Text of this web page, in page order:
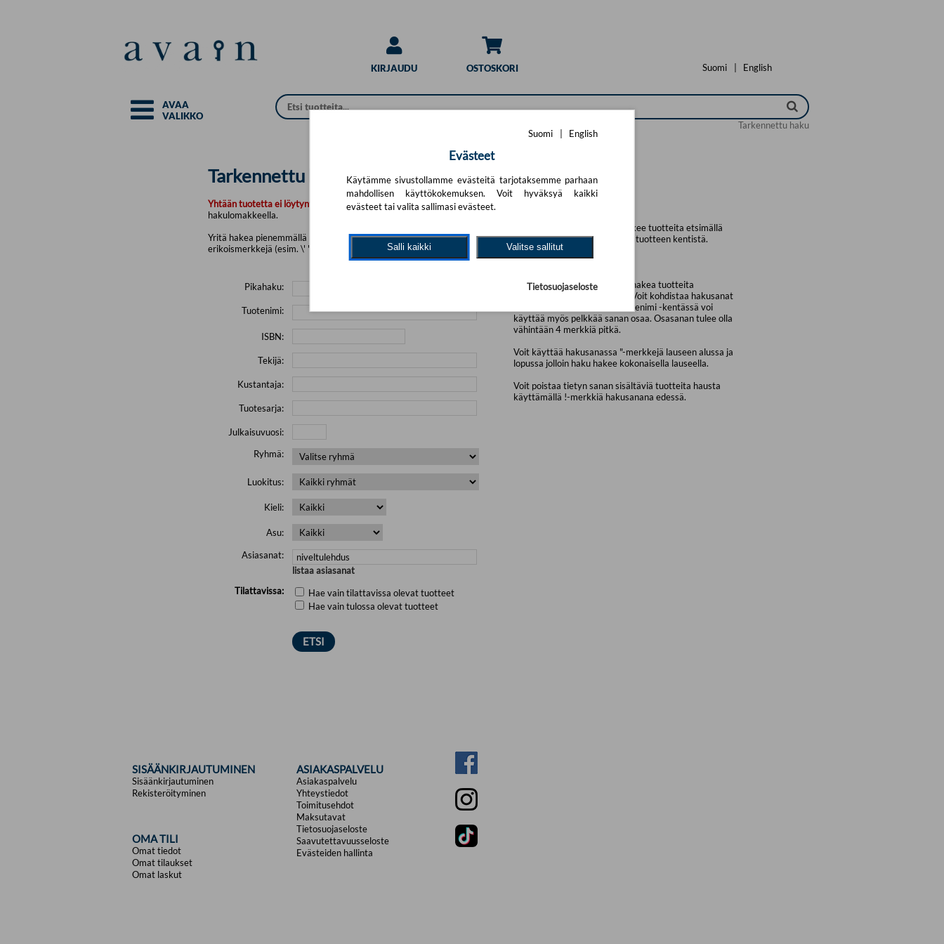
KIRJAUDU OSTOSKORI Suomi English
AVAA
VALIKKO
Tarkennettu haku
Tarkennettu haku
Yhtään tuotetta ei löytynyt.
Yritä uutta hakua alla olevalla
hakulomakkeella.
Yritä hakea pienemmällä määrällä hakutekijöitä ja jätä pois
erikoismerkkejä (esim. \' " # % & / ) sisältävät sanat.
Pikahaku:
Tuotenimi:
ISBN:
Tekijä:
Kustantaja:
Tuotesarja:
Julkaisuvuosi:
Ryhmä:
Luokitus:
Kieli:
Asu:
Asiasanat:
listaa asiasanat
Tilattavissa:
Hae vain tilattavissa olevat tuotteet
Hae vain tulossa olevat tuotteet
Hakuohjeet
Sivun yläosan hakulomake hakee tuotteita etsimällä
annettuja hakusanoja kaikista tuotteen kentistä.
Tarkennettu haku:
Tarkennetun haun avulla voit hakea tuotteita
tarkemmilla hakukriteereillä. Voit kohdistaa hakusanat
tietyille tuotteen kentille. Tuotenimi -kentässä voi
käyttää myös pelkkää sanan osaa. Osasanan tulee olla
vähintään 4 merkkiä pitkä.
Voit käyttää hakusanassa "-merkkejä lauseen alussa ja
lopussa jolloin haku hakee kokonaisella lauseella.
Voit poistaa tietyn sanan sisältäviä tuotteita hausta
käyttämällä !-merkkiä hakusanana edessä.
SISÄÄNKIRJAUTUMINEN
Sisäänkirjautuminen
Rekisteröityminen
OMA TILI
Omat tiedot
Omat tilaukset
Omat laskut
ASIAKASPALVELU
Asiakaspalvelu
Yhteystiedot
Toimitusehdot
Maksutavat
Tietosuojaseloste
Saavutettavuusseloste
Evästeiden hallinta
Suomi English
Evästeet
Käytämme sivustollamme evästeitä tarjotaksemme parhaan
mahdollisen käyttökokemuksen. Voit hyväksyä kaikki
evästeet tai valita sallimasi evästeet.
Salli kaikki Valitse sallitut
Tietosuojaseloste